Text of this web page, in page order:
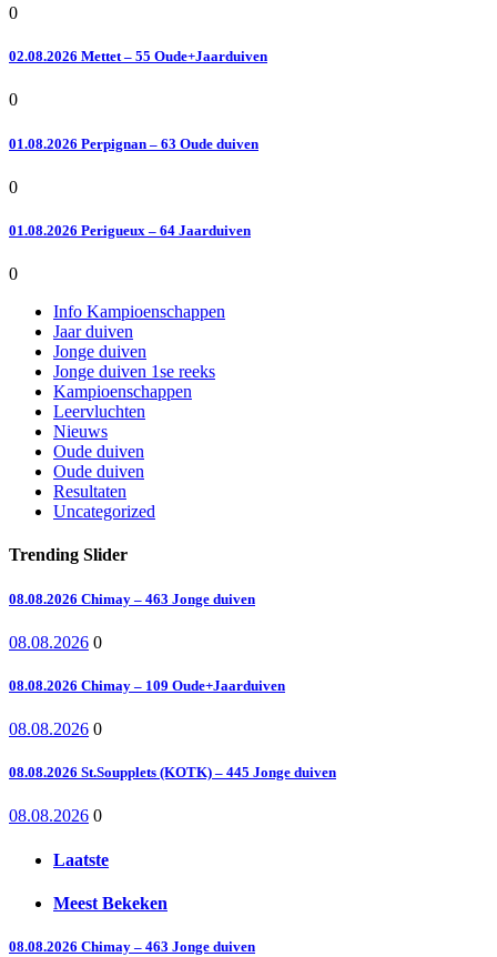
0
02.08.2026 Mettet – 55 Oude+Jaarduiven
0
01.08.2026 Perpignan – 63 Oude duiven
0
01.08.2026 Perigueux – 64 Jaarduiven
0
Info Kampioenschappen
Jaar duiven
Jonge duiven
Jonge duiven 1se reeks
Kampioenschappen
Leervluchten
Nieuws
Oude duiven
Oude duiven
Resultaten
Uncategorized
Trending Slider
08.08.2026 Chimay – 463 Jonge duiven
08.08.2026 0
08.08.2026 Chimay – 109 Oude+Jaarduiven
08.08.2026 0
08.08.2026 St.Soupplets (KOTK) – 445 Jonge duiven
08.08.2026 0
Laatste
Meest Bekeken
08.08.2026 Chimay – 463 Jonge duiven